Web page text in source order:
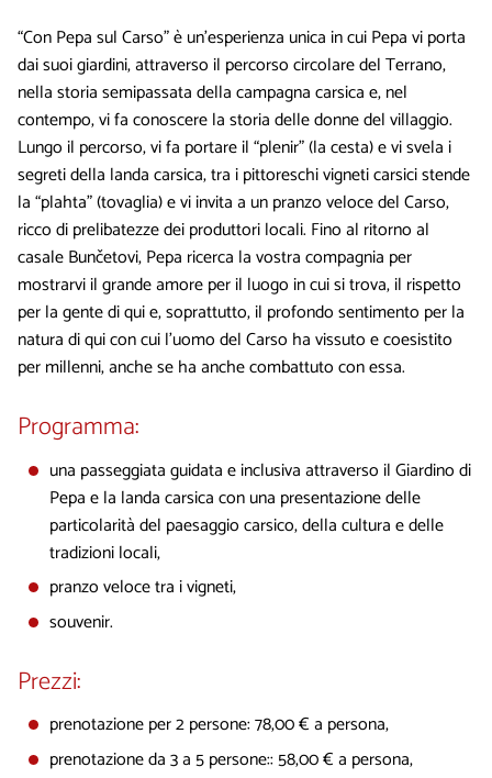
“Con Pepa sul Carso” è un’esperienza unica in cui Pepa vi porta
dai suoi giardini, attraverso il percorso circolare del Terrano,
nella storia semipassata della campagna carsica e, nel
contempo, vi fa conoscere la storia delle donne del villaggio.
Lungo il percorso, vi fa portare il “plenir” (la cesta) e vi svela i
segreti della landa carsica, tra i pittoreschi vigneti carsici stende
la “plahta” (tovaglia) e vi invita a un pranzo veloce del Carso,
ricco di prelibatezze dei produttori locali. Fino al ritorno al
casale Bunčetovi, Pepa ricerca la vostra compagnia per
mostrarvi il grande amore per il luogo in cui si trova, il rispetto
per la gente di qui e, soprattutto, il profondo sentimento per la
natura di qui con cui l’uomo del Carso ha vissuto e coesistito
per millenni, anche se ha anche combattuto con essa.
Programma:
una passeggiata guidata e inclusiva attraverso il Giardino di
Pepa e la landa carsica con una presentazione delle
particolarità del paesaggio carsico, della cultura e delle
tradizioni locali,
pranzo veloce tra i vigneti,
souvenir.
Prezzi:
prenotazione per 2 persone: 78,00 € a persona,
prenotazione da 3 a 5 persone:: 58,00 € a persona,